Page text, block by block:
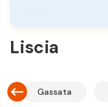
Liscia
Gassata